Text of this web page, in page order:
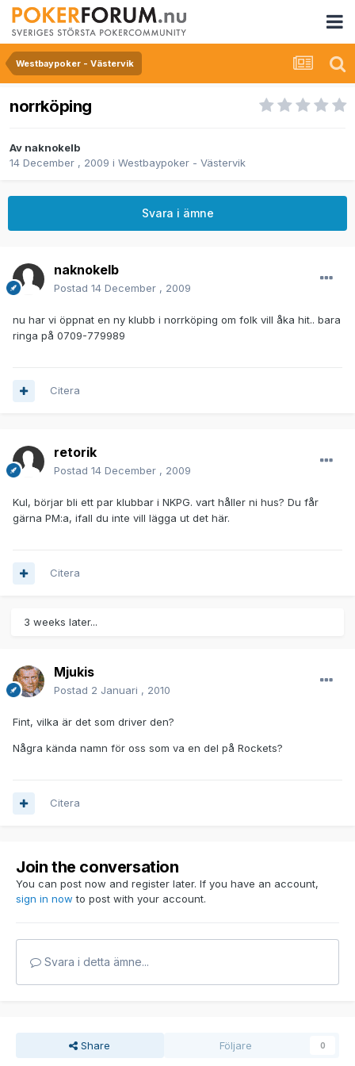
Westbaypoker - Västervik
norrköping
Av naknokelb
14 December , 2009 i Westbaypoker - Västervik
Svara i ämne
naknokelb
Postad 14 December , 2009
nu har vi öppnat en ny klubb i norrköping om folk vill åka hit.. bara
ringa på 0709-779989
Citera
retorik
Postad 14 December , 2009
Kul, börjar bli ett par klubbar i NKPG. vart håller ni hus? Du får
gärna PM:a, ifall du inte vill lägga ut det här.
Citera
3 weeks later...
Mjukis
Postad 2 Januari , 2010
Fint, vilka är det som driver den?
Några kända namn för oss som va en del på Rockets?
Citera
Join the conversation
You can post now and register later. If you have an account,
sign in now to post with your account.
Svara i detta ämne...
Share Följare 0